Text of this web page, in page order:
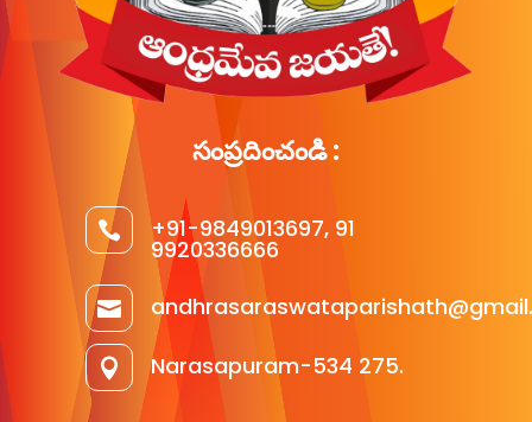
సంప్రదించండి :
 +91-9849013697, 91
9920336666

 Narasapuram-534 275.